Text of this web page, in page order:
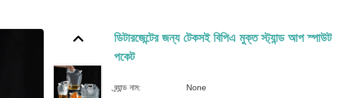
ডিটারজেন্টের জন্য টেকসই বিপিএ মুক্ত স্ট্যান্ড আপ স্পাউট
পকেট
ব্র্যান্ড নাম: None